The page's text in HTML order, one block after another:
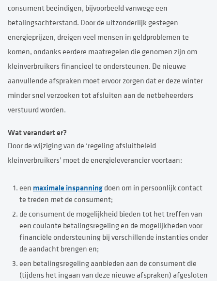
consument beëindigen, bijvoorbeeld vanwege een
betalingsachterstand. Door de uitzonderlijk gestegen
energieprijzen, dreigen veel mensen in geldproblemen te
komen, ondanks eerdere maatregelen die genomen zijn om
kleinverbruikers financieel te ondersteunen. De nieuwe
aanvullende afspraken moet ervoor zorgen dat er deze winter
minder snel verzoeken tot afsluiten aan de netbeheerders
verstuurd worden.
Wat verandert er?
Door de wijziging van de ‘regeling afsluitbeleid
kleinverbruikers’ moet de energieleverancier voortaan:
een maximale inspanning doen om in persoonlijk contact
te treden met de consument;
de consument de mogelijkheid bieden tot het treffen van
een coulante betalingsregeling en de mogelijkheden voor
financiële ondersteuning bij verschillende instanties onder
de aandacht brengen en;
een betalingsregeling aanbieden aan de consument die
(tijdens het ingaan van deze nieuwe afspraken) afgesloten